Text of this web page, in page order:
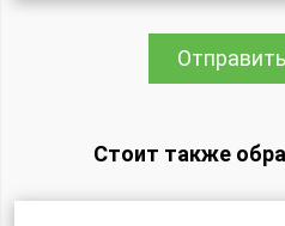
Стоит также